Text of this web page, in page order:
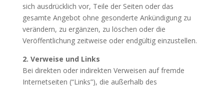
sich ausdrücklich vor, Teile der Seiten oder das
gesamte Angebot ohne gesonderte Ankündigung zu
verändern, zu ergänzen, zu löschen oder die
Veröffentlichung zeitweise oder endgültig einzustellen.
2. Verweise und Links
Bei direkten oder indirekten Verweisen auf fremde
Internetseiten (“Links”), die außerhalb des